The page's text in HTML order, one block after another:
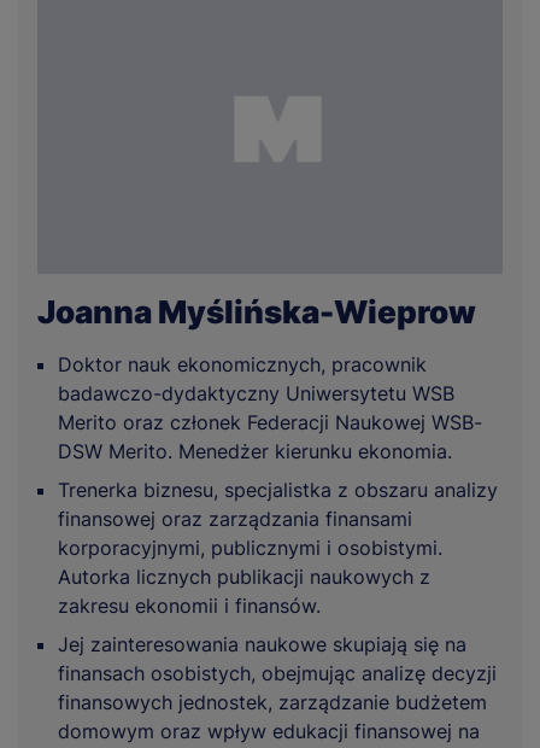
Joanna Myślińska-Wieprow
Doktor nauk ekonomicznych, pracownik
badawczo-dydaktyczny Uniwersytetu WSB
Merito oraz członek Federacji Naukowej WSB-
DSW Merito. Menedżer kierunku ekonomia.
Trenerka biznesu, specjalistka z obszaru analizy
finansowej oraz zarządzania finansami
korporacyjnymi, publicznymi i osobistymi.
Autorka licznych publikacji naukowych z
zakresu ekonomii i finansów.
Jej zainteresowania naukowe skupiają się na
finansach osobistych, obejmując analizę decyzji
finansowych jednostek, zarządzanie budżetem
domowym oraz wpływ edukacji finansowej na